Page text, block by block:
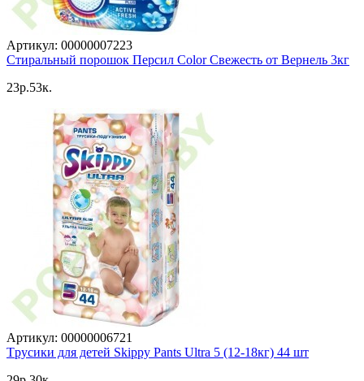
Артикул: 00000007223
Стиральный порошок Персил Color Свежесть от Вернель 3кг
23p.53к.
Артикул: 00000006721
Tрусики для детей Skippy Pants Ultra 5 (12-18кг) 44 шт